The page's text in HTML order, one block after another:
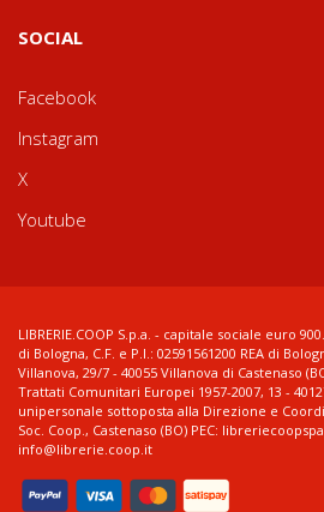
SOCIAL
Facebook
Instagram
X
Youtube
LIBRERIE.COOP S.p.a. - capitale sociale euro
di Bologna, C.F. e P.I.: 02591561200 REA di
Villanova, 29/7 - 40055 Villanova di Castenaso
Trattati Comunitari Europei 1957-2007, 13 -
unipersonale sottoposta alla Direzione e
Soc. Coop., Castenaso (BO) PEC:
info@librerie.coop.it